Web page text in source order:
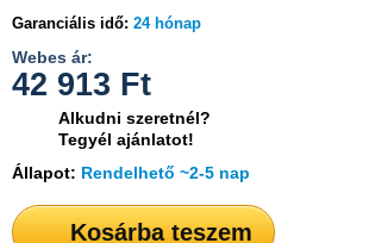
Garanciális idő: 24 hónap
Webes ár:
42 913 Ft
Alkudni szeretnél?
Tegyél ajánlatot!
Állapot: Rendelhető ~2-5 nap
Kosárba teszem